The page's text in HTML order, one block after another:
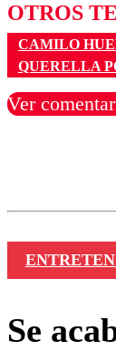
OTROS
CAMILO
QUERELLA
Ver
Se